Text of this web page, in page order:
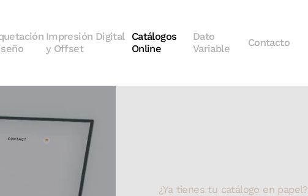
Impresión Digital
y Offset
Catálogos
Online
Dato
Variable
Contacto
¿Ya tienes tu catálogo en papel?